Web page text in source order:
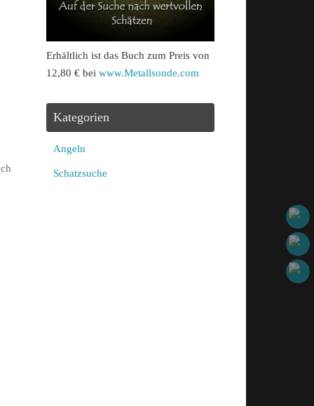
Erhältlich ist das Buch zum Preis von
12,80 € bei www.Metallsonde.com
Kategorien
Angeln
Schatzsuche